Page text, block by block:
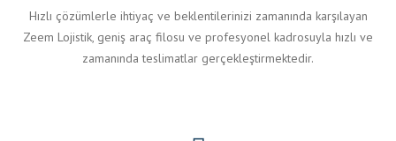
Hızlı çözümlerle ihtiyaç ve beklentilerinizi zamanında karşılayan
Zeem Lojistik, geniş araç filosu ve profesyonel kadrosuyla hızlı ve
zamanında teslimatlar gerçekleştirmektedir.